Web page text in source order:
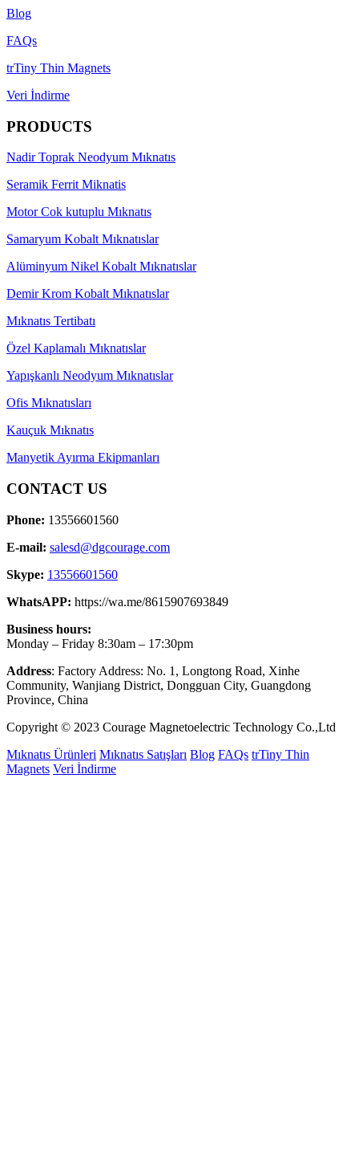
Blog
FAQs
trTiny Thin Magnets
Veri İndirme
PRODUCTS
Nadir Toprak Neodyum Mıknatıs
Seramik Ferrit Miknatis
Motor Cok kutuplu Mıknatıs
Samaryum Kobalt Mıknatıslar
Alüminyum Nikel Kobalt Mıknatıslar
Demir Krom Kobalt Mıknatıslar
Mıknatıs Tertibatı
Özel Kaplamalı Mıknatıslar
Yapışkanlı Neodyum Mıknatıslar
Ofis Mıknatısları
Kauçuk Mıknatıs
Manyetik Ayırma Ekipmanları
CONTACT US
Phone: 13556601560
E-mail: salesd@dgcourage.com
Skype: 13556601560
WhatsAPP: https://wa.me/8615907693849
Business hours:
Monday – Friday 8:30am – 17:30pm
Address: Factory Address: No. 1, Longtong Road, Xinhe
Community, Wanjiang District, Dongguan City, Guangdong
Province, China
Copyright © 2023 Courage Magnetoelectric Technology Co.,Ltd
Mıknatıs Ürünleri Mıknatıs Satışları Blog FAQs trTiny Thin
Magnets Veri İndirme